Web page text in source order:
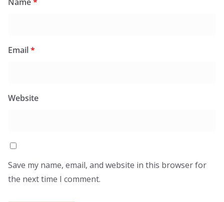
Email*
Website
Save my name, email, and website in this browser for
the next time I comment.